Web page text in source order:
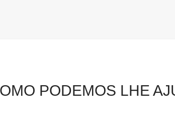
PODEMOS LHE